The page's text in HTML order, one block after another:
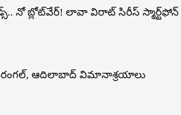
నో బ్లోట్‌వేర్! లావా విరాట్ సిరీస్ స్మార్ట్‌ఫోన్​
ఆదిలాబాద్ విమానాశ్రయాలు